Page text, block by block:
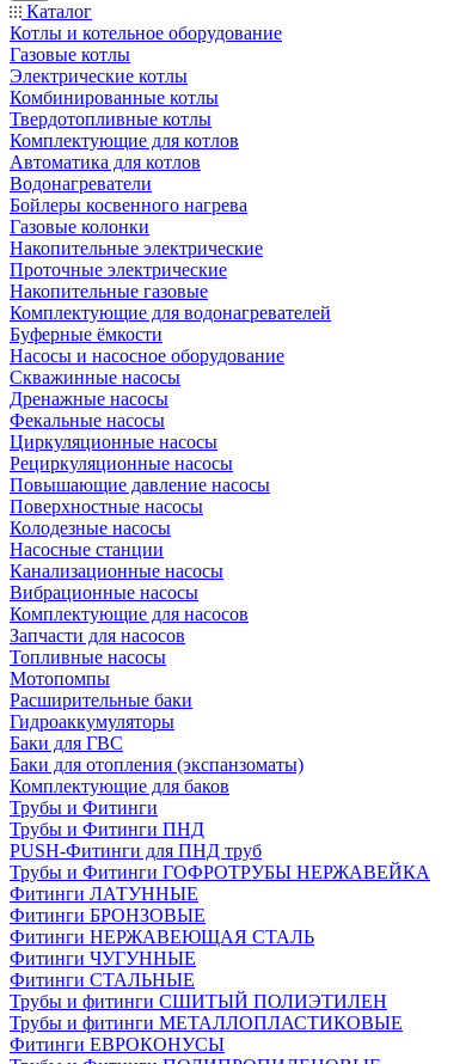
Каталог
Котлы и котельное оборудование
Газовые котлы
Электрические котлы
Комбинированные котлы
Твердотопливные котлы
Комплектующие для котлов
Автоматика для котлов
Водонагреватели
Бойлеры косвенного нагрева
Газовые колонки
Накопительные электрические
Проточные электрические
Накопительные газовые
Комплектующие для водонагревателей
Буферные ёмкости
Насосы и насосное оборудование
Скважинные насосы
Дренажные насосы
Фекальные насосы
Циркуляционные насосы
Рециркуляционные насосы
Повышающие давление насосы
Поверхностные насосы
Колодезные насосы
Насосные станции
Канализационные насосы
Вибрационные насосы
Комплектующие для насосов
Запчасти для насосов
Топливные насосы
Мотопомпы
Расширительные баки
Гидроаккумуляторы
Баки для ГВС
Баки для отопления (экспанзоматы)
Комплектующие для баков
Трубы и Фитинги
Трубы и Фитинги ПНД
PUSH-Фитинги для ПНД труб
Трубы и Фитинги ГОФРОТРУБЫ НЕРЖАВЕЙКА
Фитинги ЛАТУННЫЕ
Фитинги БРОНЗОВЫЕ
Фитинги НЕРЖАВЕЮЩАЯ СТАЛЬ
Фитинги ЧУГУННЫЕ
Фитинги СТАЛЬНЫЕ
Трубы и фитинги СШИТЫЙ ПОЛИЭТИЛЕН
Трубы и фитинги МЕТАЛЛОПЛАСТИКОВЫЕ
Фитинги ЕВРОКОНУСЫ